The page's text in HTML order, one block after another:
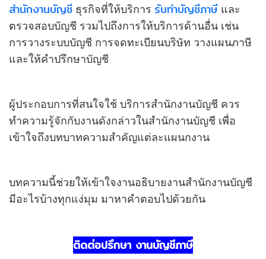
สำนักงานบัญชี ธุรกิจที่ให้บริการ รับทำบัญชีภาษี และ
ตรวจสอบบัญชี รวมไปถึงการให้บริการด้านอื่น เช่น
การวางระบบบัญชี การจดทะเบียนบริษัท วางแผนภาษี
และให้คำปรึกษาบัญชี
ผู้ประกอบการที่สนใจใช้ บริการสำนักงานบัญชี ควร
ทำความรู้จักกับงานดังกล่าวในสำนักงานบัญชี เพื่อ
เข้าใจถึงบทบาทความสำคัญแต่ละแผนกงาน
บทความนี้ช่วยให้เข้าใจงานอธิบายงานสำนักงานบัญชี
มีอะไรบ้างทุกแง่มุม มาหาคำตอบไปด้วยกัน
ติดต่อปรึกษา งานบัญชีภาษี